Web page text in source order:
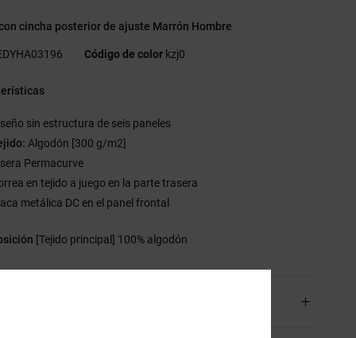
cincha posterior de ajuste Marrón Hombre
Código de color kzj0
sin estructura de seis paneles
Algodón [300 g/m2]
Permacurve
en tejido a juego en la parte trasera
metálica DC en el panel frontal
[Tejido principal] 100% algodón